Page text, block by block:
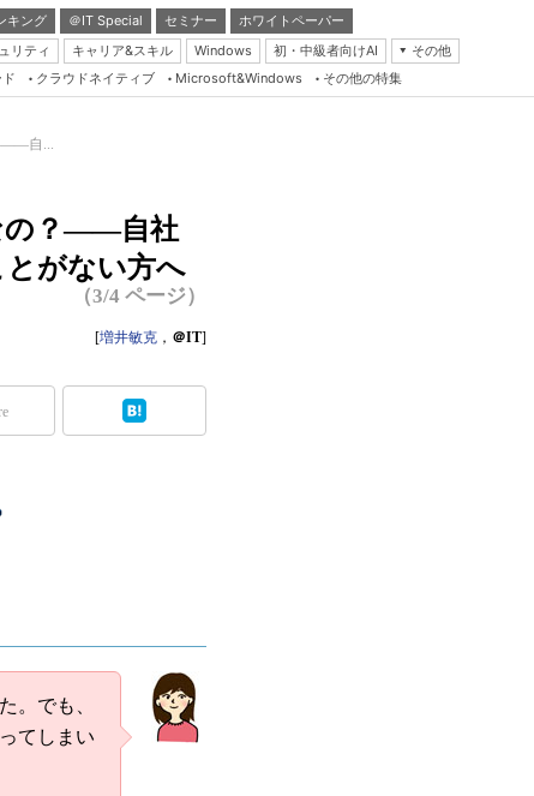
キング ＠IT Special セミナー
ホワイトペーパー
リティ キャリア&スキル Windows 初・中級者向けAI
その他
Server & Storage
Java Agile
Database Expert
Test & Tools
クラウドネイティブ Microsoft&Windows その他の特集
――自...
の？――自社
がない方へ
（3/4 ページ）
[増井敏克 ， ＠IT]
。でも、
てしまい